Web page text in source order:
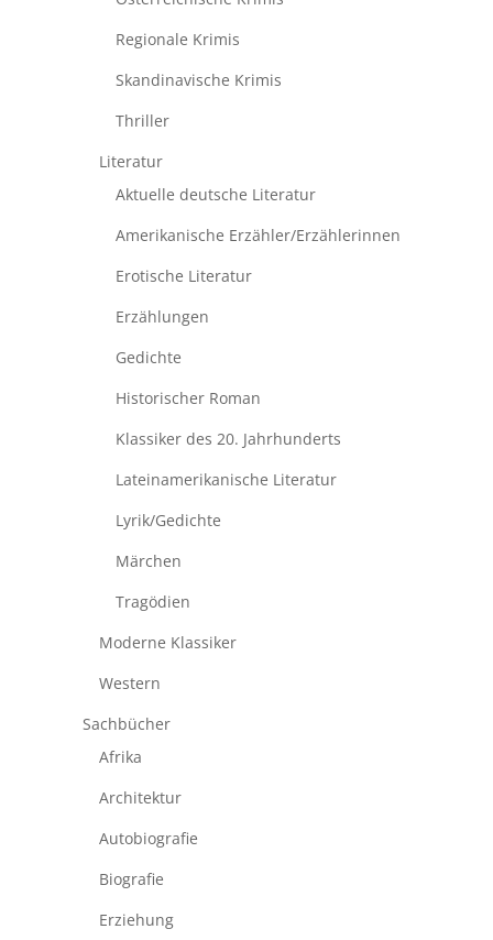
Regionale Krimis
Skandinavische Krimis
Thriller
Literatur
Aktuelle deutsche Literatur
Amerikanische Erzähler/Erzählerinnen
Erotische Literatur
Erzählungen
Gedichte
Historischer Roman
Klassiker des 20. Jahrhunderts
Lateinamerikanische Literatur
Lyrik/Gedichte
Märchen
Tragödien
Moderne Klassiker
Western
Sachbücher
Afrika
Architektur
Autobiografie
Biografie
Erziehung